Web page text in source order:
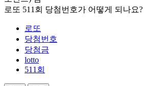
로또 511회 당첨번호가 어떻게 되나요?
로또
당첨번호
당첨금
lotto
511회